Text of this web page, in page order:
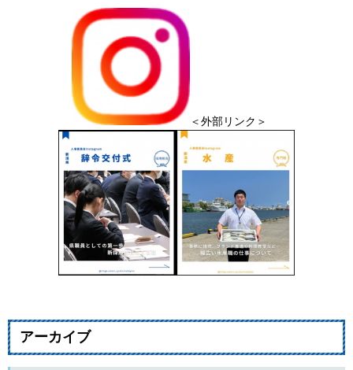
＜外部リンク＞
アーカイブ